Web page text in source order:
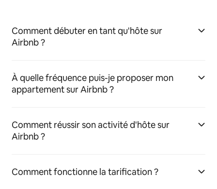
Comment débuter en tant qu'hôte sur
Airbnb ?
À quelle fréquence puis-je proposer mon
appartement sur Airbnb ?
Comment réussir son activité d'hôte sur
Airbnb ?
Comment fonctionne la tarification ?